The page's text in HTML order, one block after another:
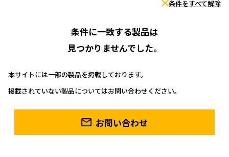
条件をすべて解除
条件に一致する製品は
見つかりませんでした。
本サイトには一部の製品を掲載しております。
掲載されていない製品についてはお問い合わせください。
お問い合わせ